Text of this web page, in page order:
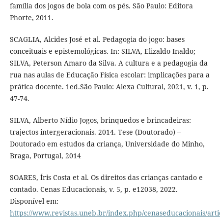
família dos jogos de bola com os pés. São Paulo: Editora
Phorte, 2011.
SCAGLIA, Alcides José et al. Pedagogia do jogo: bases
conceituais e epistemológicas. In: SILVA, Elizaldo Inaldo;
SILVA, Peterson Amaro da Silva. A cultura e a pedagogia da
rua nas aulas de Educação Física escolar: implicações para a
prática docente. 1ed.São Paulo: Alexa Cultural, 2021, v. 1, p.
47-74.
SILVA, Alberto Nídio Jogos, brinquedos e brincadeiras:
trajectos intergeracionais. 2014. Tese (Doutorado) –
Doutorado em estudos da criança, Universidade do Minho,
Braga, Portugal, 2014
SOARES, Íris Costa et al. Os direitos das crianças cantado e
contado. Cenas Educacionais, v. 5, p. e12038, 2022.
Disponível em:
https://www.revistas.uneb.br/index.php/cenaseducacionais/